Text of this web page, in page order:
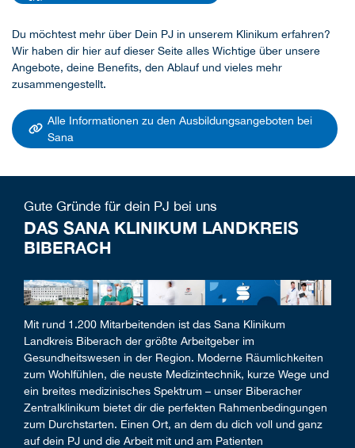
Du möchtest mehr über Dein PJ in unserem Klinikum erfahren?
Wir haben dir hier auf dieser Seite alles Wichtige über unsere
Angebote, deine Benefits, den Ablauf und vieles mehr
zusammengestellt.
Alle Informationen zu den Ausbildungsangeboten bei
Sana
Gute Gründe für dein PJ bei uns
DAS SANA KLINIKUM LANDKREIS
BIBERACH
Mit rund 1.200 Mitarbeitenden ist das Sana Klinikum
Landkreis Biberach der größte Arbeitgeber im
Gesundheitswesen in der Region. Moderne Räumlichkeiten
zum Wohlfühlen, die neuste Medizintechnik, kurze Wege und
ein breites medizinisches Spektrum – unser Biberacher
Zentralklinikum bietet dir die perfekten Rahmenbedingungen
zum Durchstarten. Einen Ort, an dem du dich voll und ganz
auf dein PJ und die Arbeit mit und am Patienten